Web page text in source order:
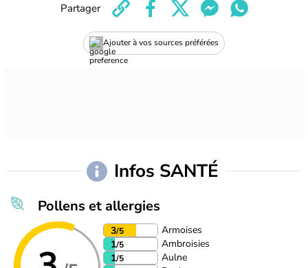
Ajouter à vos sources préférées
Partager
Infos SANTÉ
Pollens et allergies
3/5
Armoises
1/5
Ambroisies
1/5
Aulne